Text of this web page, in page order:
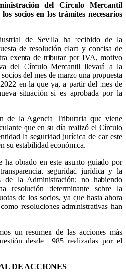
del Círculo Mercantil
socios en los trámites necesarios
de Sevilla ha recibido de la
de resolución clara y concisa de
exenta de tributar por IVA, motivo
del Círculo Mercantil llevará a la
del mes de marzo una propuesta
en la que ya, a partir del mes de
situación si es aprobada por la
de la Agencia Tributaria que viene
que en su día realizó el Círculo
la seguridad jurídica de dar este
su estabilidad económica.
obrado en este asunto guiado por
seguridad jurídica y la
de la Administración; no habiendo
resolución determinante sobre la
de los socios, ya que hasta ahora
resoluciones administrativas han
un resumen de las acciones más
desde 1985 realizadas por el
DE ACCIONES